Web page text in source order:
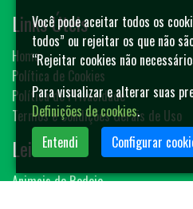
Links Úteis
Home
Política de Cookies
Política de Privacidade
Termos e Condições Gerais de Uso
Leilões
Animais de Rodeio
Você pode aceitar todos os
todos” ou rejeitar os que não
“Rejeitar cookies não
Para visualizar e alterar suas
Definições de cookies.
Entendi
Configurar